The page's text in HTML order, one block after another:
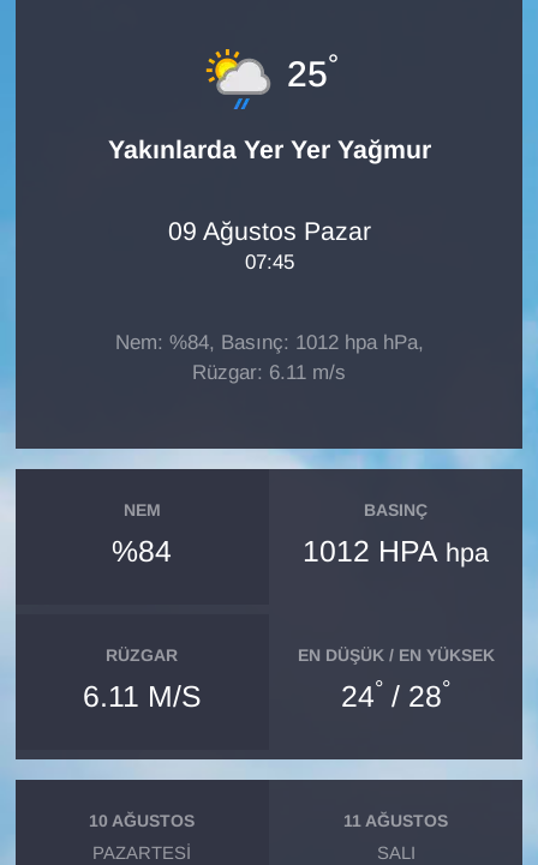
25°
Yakınlarda Yer Yer Yağmur
09 Ağustos Pazar
07:45
Nem: %84, Basınç: 1012 hpa hPa,
Rüzgar: 6.11 m/s
NEM
%84
BASINÇ
1012 HPA hpa
RÜZGAR
6.11 M/S
EN DÜŞÜK / EN YÜKSEK
24° / 28°
10 AĞUSTOS
PAZARTESI
11 AĞUSTOS
SALI